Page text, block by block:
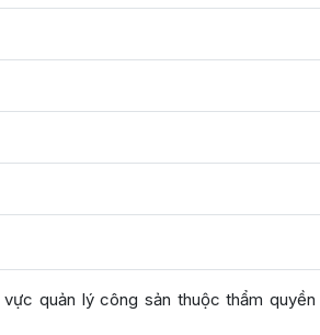
quản lý công sản thuộc thẩm